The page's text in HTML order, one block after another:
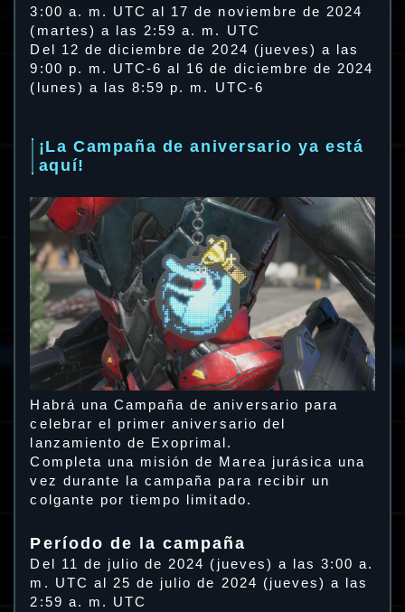
3:00 a. m. UTC al 17 de noviembre de 2024
(martes) a las 2:59 a. m. UTC
Del 12 de diciembre de 2024 (jueves) a las
9:00 p. m. UTC-6 al 16 de diciembre de 2024
(lunes) a las 8:59 p. m. UTC-6
¡La Campaña de aniversario ya está
aquí!
Habrá una Campaña de aniversario para
celebrar el primer aniversario del
lanzamiento de Exoprimal.
Completa una misión de Marea jurásica una
vez durante la campaña para recibir un
colgante por tiempo limitado.
Período de la campaña
Del 11 de julio de 2024 (jueves) a las 3:00 a.
m. UTC al 25 de julio de 2024 (jueves) a las
2:59 a. m. UTC